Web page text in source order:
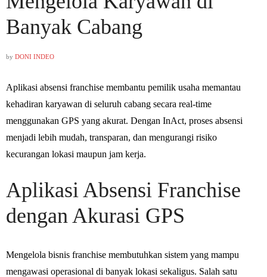
Banyak Cabang
by DONI INDEO
Aplikasi absensi franchise membantu pemilik usaha memantau
kehadiran karyawan di seluruh cabang secara real-time
menggunakan GPS yang akurat. Dengan InAct, proses absensi
menjadi lebih mudah, transparan, dan mengurangi risiko
kecurangan lokasi maupun jam kerja.
Aplikasi Absensi Franchise
dengan Akurasi GPS
Mengelola bisnis franchise membutuhkan sistem yang mampu
mengawasi operasional di banyak lokasi sekaligus. Salah satu